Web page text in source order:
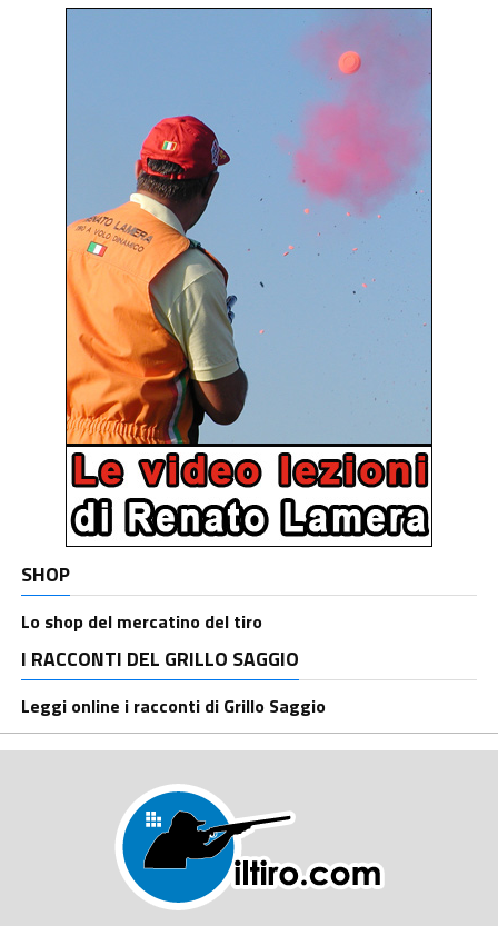
SHOP
Lo shop del mercatino del tiro
I RACCONTI DEL GRILLO SAGGIO
Leggi online i racconti di Grillo Saggio